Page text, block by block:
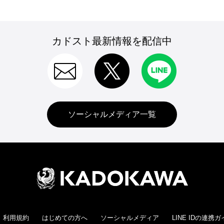
カドスト最新情報を配信中
ソーシャルメディア一覧
利用規約 はじめての方へ ソーシャルメディア LINE IDの連携ガ